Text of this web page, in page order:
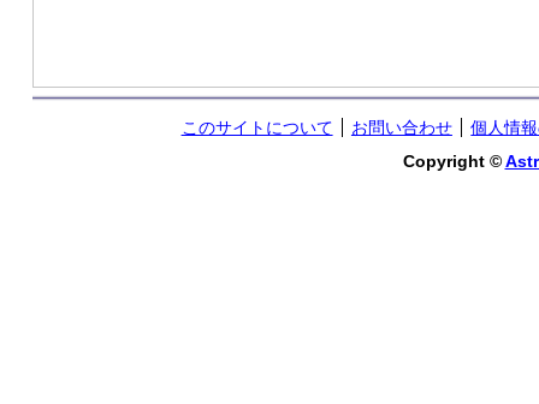
このサイトについて お問い合わせ
個人情
Copyright ©